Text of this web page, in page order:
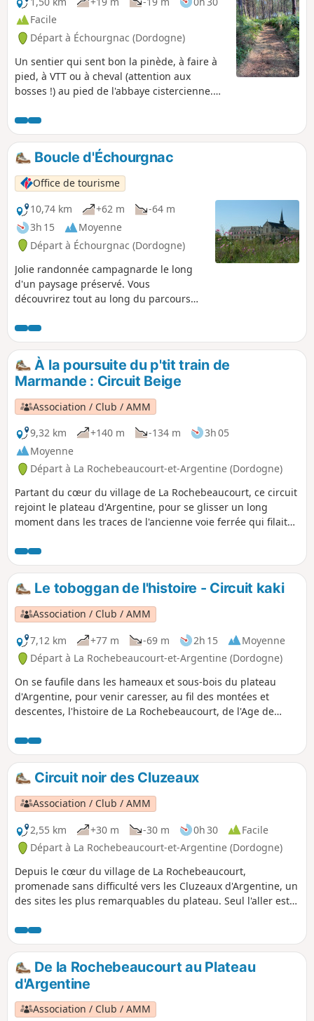
Facile
Départ à Échourgnac (Dordogne)
Un sentier qui sent bon la pinède, à faire à
pied, à VTT ou à cheval (attention aux
bosses !) au pied de l'abbaye cistercienne.
Boucle d'Échourgnac
Office de tourisme
10,74 km
+62 m
-64 m
3h 15
Moyenne
Départ à Échourgnac (Dordogne)
Jolie randonnée campagnarde le long
d'un paysage préservé. Vous
découvrirez tout au long du parcours
animaux un refuge sauvage et préservé.
Faites une pause à l'Abbaye
Cistercienne Notre-Dame de Bonne
Espérance et profitez-en pour déguster
le fameux fromage "Trappe
Échourgnac ».
À la poursuite du p'tit train de
Marmande : Circuit Beige
Association / Club / AMM
9,32 km
+140 m -134 m
3h 05
Moyenne
Départ à La Rochebeaucourt-et-Argentine (Dordogne)
Partant du cœur du village de La Rochebeaucourt, ce circuit
rejoint le plateau d'Argentine, pour se glisser un long
moment dans les traces de l'ancienne voie ferrée qui filait
découvrir tout en traversant des paysages variés et
vallonnés.
Le toboggan de l'histoire - Circuit kaki
Association / Club / AMM
7,12 km
+77 m -69 m 2h 15
Moyenne
Départ à La Rochebeaucourt-et-Argentine (Dordogne)
On se faufile dans les hameaux et sous-bois du plateau
d'Argentine, pour venir caresser, au fil des montées et
descentes, l'histoire de La Rochebeaucourt, de l'Age de
Circuit noir des Cluzeaux
Association / Club / AMM
2,55 km
+30 m -30 m 0h 30
Facile
Départ à La Rochebeaucourt-et-Argentine (Dordogne)
Depuis le cœur du village de La Rochebeaucourt,
promenade sans difficulté vers les Cluzeaux d'Argentine, un
des sites les plus remarquables du plateau. Seul l'aller est
ou prolonger la promenade en rejoignant d'autres sentiers
fléchés autour de l'église d'Argentine toute près ou, un peu
plus loin, l'aire de stationnement du Plateau d'Argentine.
De la Rochebeaucourt au Plateau
d'Argentine
Association / Club / AMM